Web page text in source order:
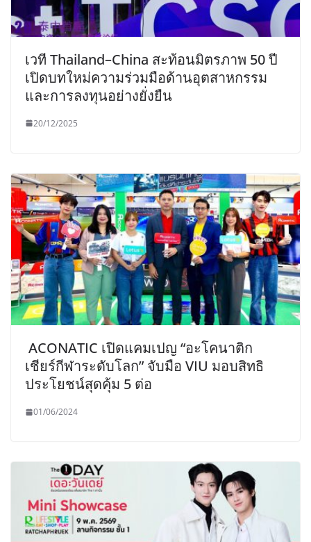
เวที Thailand–China สะท้อนมิตรภาพ 50 ปี
เปิดบทใหม่ความร่วมมือด้านอุตสาหกรรม
และการลงทุนอย่างยั่งยืน
20/12/2025
ACONATIC เปิดแคมเปญ “อะโคนาติก
เชียร์กีฬาระดับโลก” จับมือ VIU มอบสิทธิ
ประโยชน์สุดคุ้ม 5 ต่อ
01/06/2024